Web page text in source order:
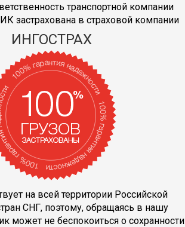
транспортной компании
застрахована в страховой компании
ИНГОСТРАХ
на всей территории Российской
СНГ, поэтому, обращаясь в нашу
может не беспокоиться о сохранности